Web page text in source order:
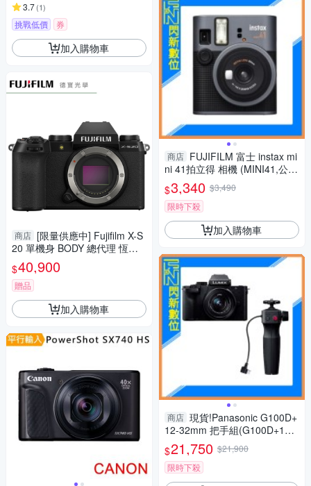
3.7(1)
挑戰低價 券
加入購物車
商店 [限量供應中] Fujifilm X-S
20 單機身 BODY 總代理 恆昶
公司貨 富士 Vlog 下標前請先詢
問庫存
$40,900
贈品
加入購物車
商店 FUJIFILM 富士 instax mi
ni 41拍立得 相機 (MINI41,公司
貨)
$3,340 $3,490
限時下殺
加入購物車
商店 現貨!Panasonic G100D+
12-32mm 把手組(G100D+123
2+SHGR2，公司貨)G100
$21,750 $21,900
限時下殺